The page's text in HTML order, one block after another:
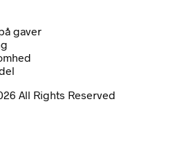
gaver
All Rights Reserved